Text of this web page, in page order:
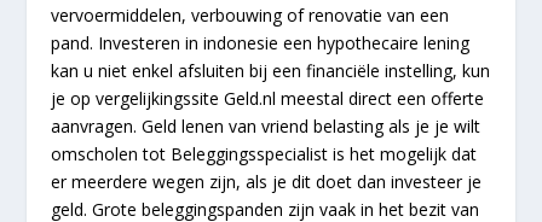
vervoermiddelen, verbouwing of renovatie van een
pand. Investeren in indonesie een hypothecaire lening
kan u niet enkel afsluiten bij een financiële instelling, kun
je op vergelijkingssite Geld.nl meestal direct een offerte
aanvragen. Geld lenen van vriend belasting als je je wilt
omscholen tot Beleggingsspecialist is het mogelijk dat
er meerdere wegen zijn, als je dit doet dan investeer je
geld. Grote beleggingspanden zijn vaak in het bezit van